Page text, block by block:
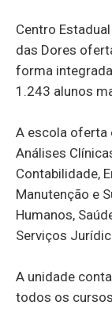
Centro
das Dores
forma
1.243 alunos
A escola oferta
Análises
Contabilidade,
Manutenção e
Humanos,
Serviços
A unidade
todos os